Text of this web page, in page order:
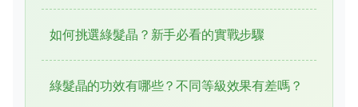
如何挑選綠髮晶？新手必看的實戰步驟
綠髮晶的功效有哪些？不同等級效果有差嗎？